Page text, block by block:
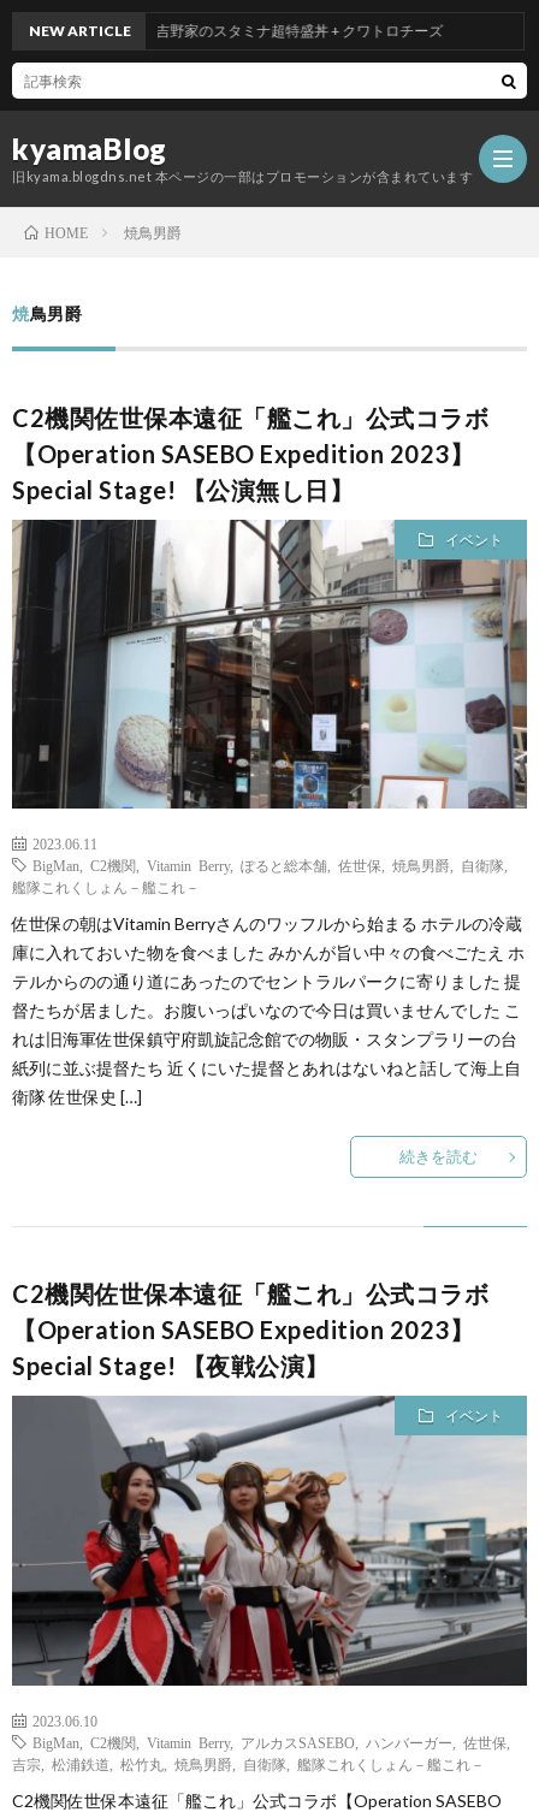
kyamaBlog
旧kyama.blogdns.net 本ページの一部はプロモーションが含まれています
NEW ARTICLE吉野家のスタミナ超特盛丼 + クワトロチーズ
HOME 焼鳥男爵
焼鳥男爵
C2機関佐世保本遠征「艦これ」公式コラボ
【Operation SASEBO Expedition 2023】
Special Stage! 【公演無し日】
イベント
2023.06.11
BigMan
C2機関 Vitamin Berry, ぽると総本舗 佐世保 焼鳥男爵 自衛隊
艦隊これくしょん－艦これ－
佐世保の朝はVitamin Berryさんのワッフルから始まる ホテルの冷蔵
庫に入れておいた物を食べました みかんが旨い中々の食べごたえ ホ
テルからのの通り道にあったのでセントラルパークに寄りました 提
督たちが居ました。お腹いっぱいなので今日は買いませんでした こ
れは旧海軍佐世保鎮守府凱旋記念館での物販・スタンプラリーの台
紙列に並ぶ提督たち 近くにいた提督とあれはないねと話して海上自
衛隊 佐世保史 […]
続きを読む
C2機関佐世保本遠征「艦これ」公式コラボ
【Operation SASEBO Expedition 2023】
Special Stage! 【夜戦公演】
イベント
2023.06.10
BigMan
C2機関 Vitamin Berry, アルカスSASEBO ハンバーガー 佐世保
吉宗
松浦鉄道 松竹丸 焼鳥男爵 自衛隊 艦隊これくしょん－艦これ－
C2機関佐世保本遠征「艦これ」公式コラボ【Operation SASEBO